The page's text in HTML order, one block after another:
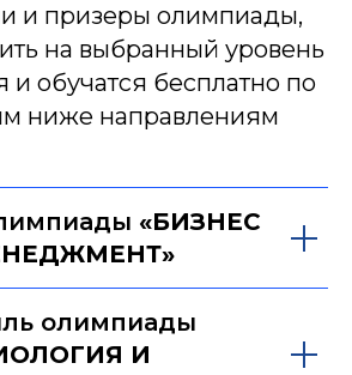
и призеры олимпиады,
на выбранный уровень
и обучатся бесплатно по
ниже направлениям
«БИЗНЕС
олимпиады
И